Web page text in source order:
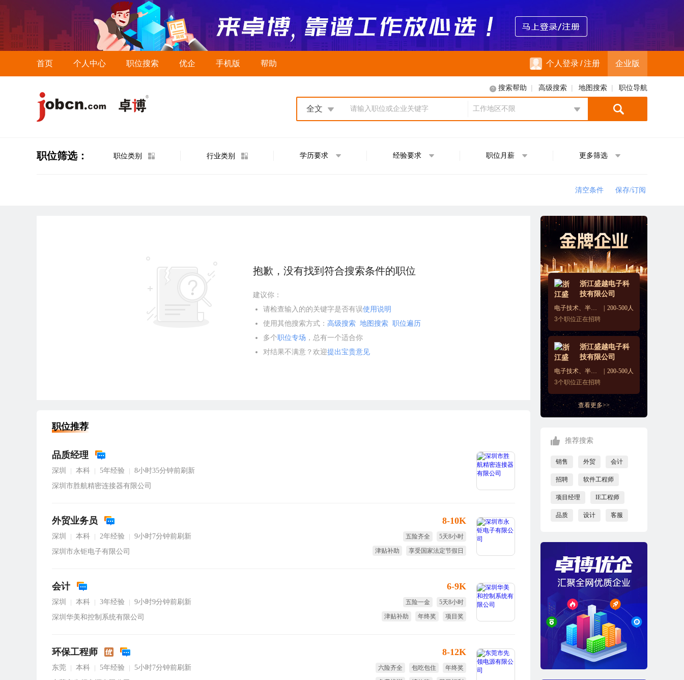
首页 个人中心 职位搜索 优企 手机版 帮助 个人登录/注册 企业版
搜索帮助 | 高级搜索 | 地图搜索 | 职位导航
请输入职位或企业关键字
全文 工作地区不限
职位筛选： 职位类别 行业类别 学历要求 经验要求 职位月薪 更多筛选
清空条件 保存/订阅
浙江盛越电子科
技有限公司
电子技术、半导体、集成电路
200-500人
3个职位正在招聘
浙江盛越电子科
技有限公司
电子技术、半导体、集成电路
200-500人
3个职位正在招聘
查看更多>>
推荐搜索
销售 外贸 会计
招聘 软件工程师
项目经理 IE工程师
品质 设计 客服
抱歉，没有找到符合搜索条件的职位
建议你：
请检查输入的的关键字是否有误使用说明
使用其他搜索方式： 高级搜索 地图搜索 职位遍历
多个职位专场 ，总有一个适合你
对结果不满意？欢迎提出宝贵意见
职位推荐
品质经理
深圳 本科 5年经验
8小时35分钟前刷新
深圳市胜航精密连接器有限公司
外贸业务员
深圳 本科 2年经验
9小时7分钟前刷新
深圳市永钜电子有限公司
8-10K
五险齐全
5天8小时
津贴补助
享受国家法定节假日
会计
深圳 本科 3年经验
9小时9分钟前刷新
深圳华美和控制系统有限公司
6-9K
五险一金
5天8小时
津贴补助
年终奖
项目奖
环保工程师
东莞 本科 5年经验
5小时7分钟前刷新
8-12K
六险齐全 包吃包住
年终奖